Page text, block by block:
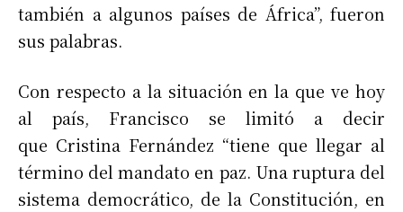
también a algunos países de África”, fueron
sus palabras.
Con respecto a la situación en la que ve hoy
al país, Francisco se limitó a decir
que Cristina Fernández “tiene que llegar al
término del mandato en paz. Una ruptura del
sistema democrático, de la Constitución, en